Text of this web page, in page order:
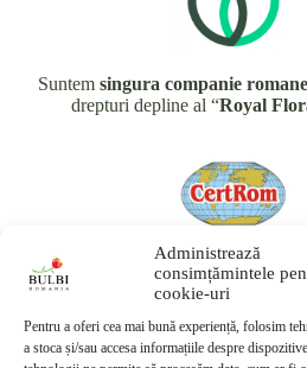
Suntem singura companie
drepturi depline al “Royal
Avem anumite produse BIO,
Administrează
consimțămintele
cookie-uri
Pentru a oferi cea mai bună experiență, folosim
a stoca și/sau accesa informațiile despre